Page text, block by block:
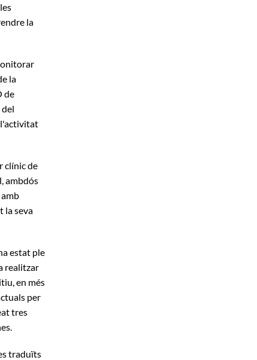
la
la
de
l'activitat
clínic de
ambdós
la seva
estat ple
realitzar
en més
per
tres
traduïts